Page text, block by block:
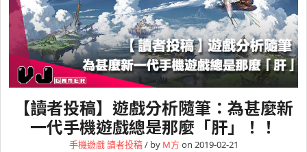
【讀者投稿】遊戲分析隨筆：為甚麼新
一代手機遊戲總是那麼「肝」！！
手機遊戲讀者投稿/ by M方on 2019-02-21